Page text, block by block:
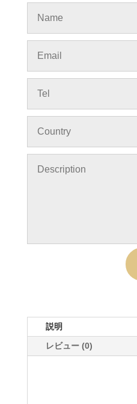
説明
レビュー (0)